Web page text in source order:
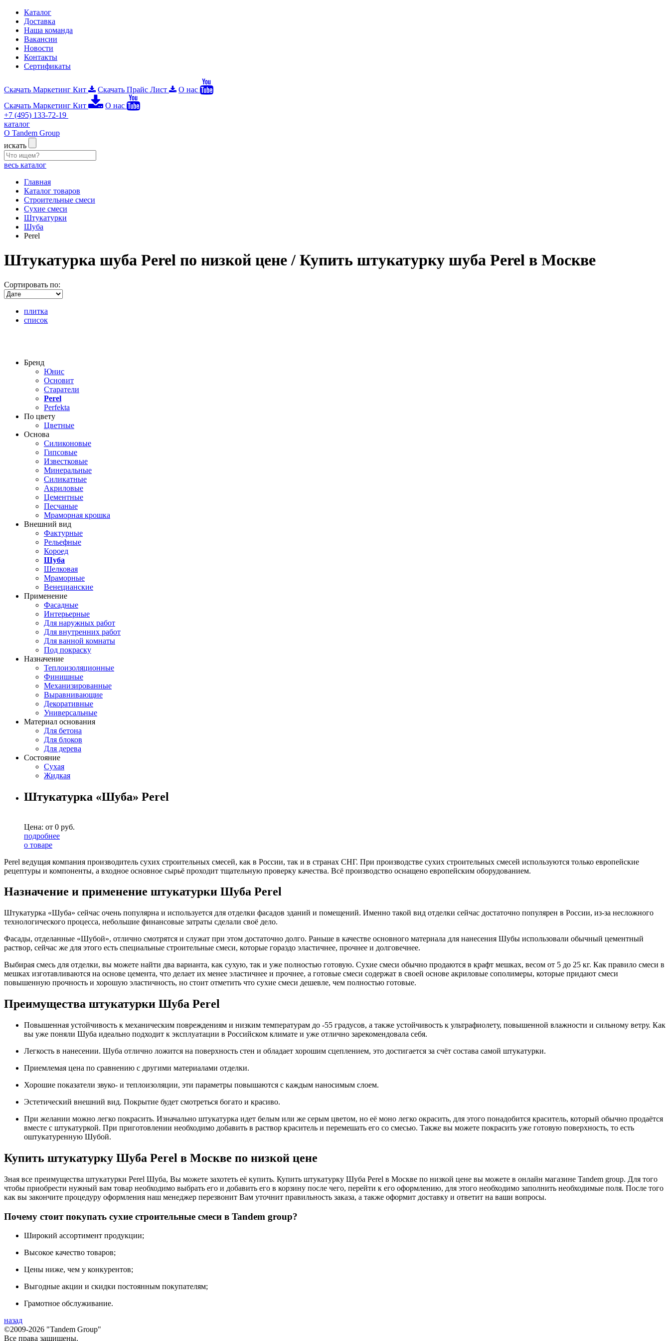
Каталог
Доставка
Наша команда
Вакансии
Новости
Контакты
Сертификаты
Скачать Маркетинг Кит Скачать Прайс Лист
О нас
Скачать Маркетинг Кит
О нас
+7 (495) 133-72-19
каталог
О Tandem Group
искать
весь каталог
Главная
Каталог товаров
Строительные смеси
Сухие смеси
Штукатурки
Шуба
Perel
Штукатурка шуба Perel по низкой цене / Купить штукатурку шуба Perel в Москве
Сортировать по:
плитка
список
Бренд
Юнис
Основит
Старатели
Perel
Perfekta
По цвету
Цветные
Основа
Силиконовые
Гипсовые
Известковые
Минеральные
Силикатные
Акриловые
Цементные
Песчаные
Мраморная крошка
Внешний вид
Фактурные
Рельефные
Короед
Шуба
Шелковая
Мраморные
Венецианские
Применение
Фасадные
Интерьерные
Для наружных работ
Для внутренних работ
Для ванной комнаты
Под покраску
Назначение
Теплоизоляционные
Финишные
Механизированные
Выравнивающие
Декоративные
Универсальные
Материал основания
Для бетона
Для блоков
Для дерева
Состояние
Сухая
Жидкая
Штукатурка «Шуба» Perel
Цена: от 0 руб.
подробнее
о товаре
Perel ведущая компания производитель сухих строительных смесей, как в России, так и в странах СНГ. При производстве сухих строительных смесей используются только европейские
рецептуры и компоненты, а входное основное сырьё проходит тщательную проверку качества. Всё производство оснащено европейским оборудованием.
Назначение и применение штукатурки Шуба Perel
Штукатурка «Шуба» сейчас очень популярна и используется для отделки фасадов зданий и помещений. Именно такой вид отделки сейчас достаточно популярен в России, из-за несложного
технологического процесса, небольшие финансовые затраты сделали своё дело.
Фасады, отделанные «Шубой», отлично смотрятся и служат при этом достаточно долго. Раньше в качестве основного материала для нанесения Шубы использовали обычный цементный
раствор, сейчас же для этого есть специальные строительные смеси, которые гораздо эластичнее, прочнее и долговечнее.
Выбирая смесь для отделки, вы можете найти два варианта, как сухую, так и уже полностью готовую. Сухие смеси обычно продаются в крафт мешках, весом от 5 до 25 кг. Как правило смеси в
мешках изготавливаются на основе цемента, что делает их менее эластичнее и прочнее, а готовые смеси содержат в своей основе акриловые сополимеры, которые придают смеси
повышенную прочность и хорошую эластичность, но стоит отметить что сухие смеси дешевле, чем полностью готовые.
Преимущества штукатурки Шуба Perel
Повышенная устойчивость к механическим повреждениям и низким температурам до -55 градусов, а также устойчивость к ультрафиолету, повышенной влажности и сильному ветру. Как
вы уже поняли Шуба идеально подходит к эксплуатации в Российском климате и уже отлично зарекомендовала себя.
Легкость в нанесении. Шуба отлично ложится на поверхность стен и обладает хорошим сцеплением, это достигается за счёт состава самой штукатурки.
Приемлемая цена по сравнению с другими материалами отделки.
Хорошие показатели звуко- и теплоизоляции, эти параметры повышаются с каждым наносимым слоем.
Эстетический внешний вид. Покрытие будет смотреться богато и красиво.
При желании можно легко покрасить. Изначально штукатурка идет белым или же серым цветом, но её моно легко окрасить, для этого понадобится краситель, который обычно продаётся
вместе с штукатуркой. При приготовлении необходимо добавить в раствор краситель и перемешать его со смесью. Также вы можете покрасить уже готовую поверхность, то есть
оштукатуренную Шубой.
Купить штукатурку Шуба Perel в Москве по низкой цене
Зная все преимущества штукатурки Perel Шуба, Вы можете захотеть её купить. Купить штукатурку Шуба Perel в Москве по низкой цене вы можете в онлайн магазине Tandem group. Для того
чтобы приобрести нужный вам товар необходимо выбрать его и добавить его в корзину после чего, перейти к его оформлению, для этого необходимо заполнить необходимые поля. После того
как вы закончите процедуру оформления наш менеджер перезвонит Вам уточнит правильность заказа, а также оформит доставку и ответит на ваши вопросы.
Почему стоит покупать сухие строительные смеси в Tandem group?
Широкий ассортимент продукции;
Высокое качество товаров;
Цены ниже, чем у конкурентов;
Выгодные акции и скидки постоянным покупателям;
Грамотное обслуживание.
назад
©2009-2026 "Tandem Group"
Все права защищены.